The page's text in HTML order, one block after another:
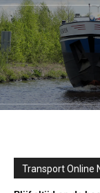
Transport Online